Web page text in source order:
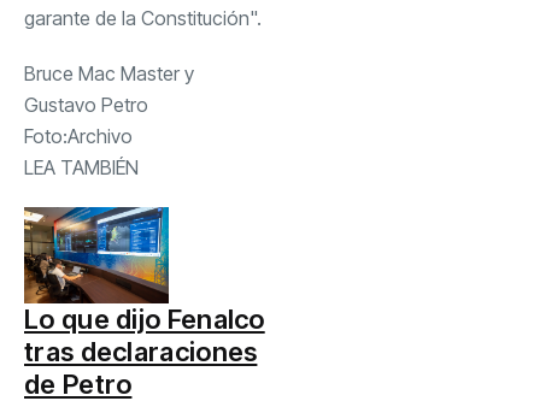
garante de la Constitución".
Bruce Mac Master y
Gustavo Petro
Foto:Archivo
LEA TAMBIÉN
Lo que dijo Fenalco
tras declaraciones
de Petro